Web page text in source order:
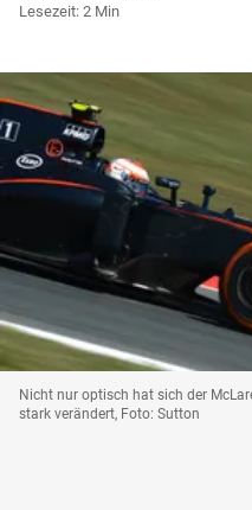
Lesezeit: 2 Min
Nicht nur optisch hat sich der
stark verändert, Foto: Sutton